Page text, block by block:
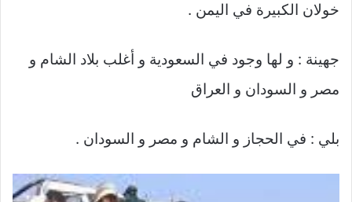
خولان الكبيرة في اليمن .
جهينة : و لها وجود في السعودية و أغلب بلاد الشام و
مصر و السودان و العراق
بلي : في الحجاز و الشام و مصر و السودان .